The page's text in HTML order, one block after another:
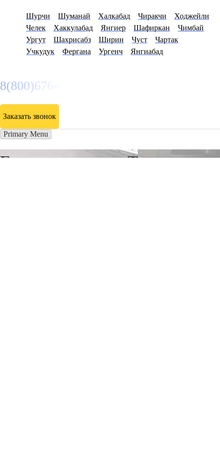
Шурчи Шуманай Халкабад Чиракчи
Ходжейли
Челек
Хаккулабад Янгиер Шафиркан
Чимбай
Ургут
Шахрисабз Ширин Чуст
Чартак
Учкудук
Фергана Ургенч Янгиабад
8(800)6764935
Заказать звонок
Primary Menu
Грузоперевозки в Тинчлик